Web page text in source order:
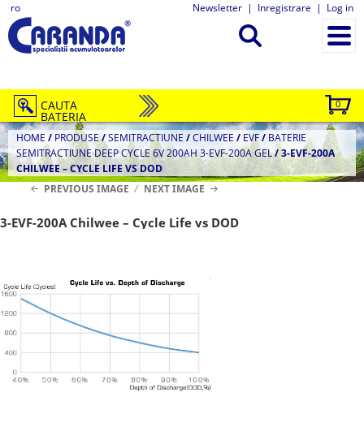
ro Newsletter | Inregistrare | Log in
0
CAUTA
BATERIA
HOME / PRODUSE/SEMITRACTIUNE /CHILWEE / EVF/ BATERIE
SEMITRACTIUNE DEEP CYCLE 6V 200AH 3-EVF-200A GEL/3-EVF-200A
CHILWEE – CYCLE LIFE VS DOD
PREVIOUS IMAGE
NEXT IMAGE
3-EVF-200A Chilwee – Cycle Life vs DOD